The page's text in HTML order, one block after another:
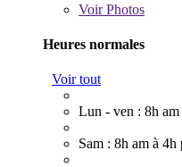
VoirPhotos
Heures normales
Voir tout
Lun - ven : 8h am
Sam : 8h am à 4h